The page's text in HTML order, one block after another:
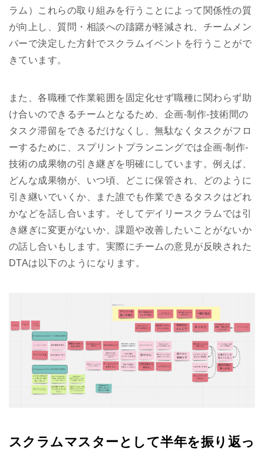
ラム）これらの取り組みを行うことによって関係性の質
が向上し、質問・相談への躊躇が軽減され、チームメン
バーで決定した方針でスクラムイベントを行うことがで
きています。
また、各職種で作業範囲を固定化せず職種に関わらず助
け合いのできるチームとなるため、企画-制作-技術間の
タスク滞留をできるだけなくし、無駄なくタスクがフロ
ーするために、スプリントプランニングでは企画-制作-
技術の成果物の引き継ぎを明確にしています。例えば、
どんな成果物が、いつ頃、どこに保管され、どのように
引き継いでいくか、また誰でも作業できるタスクはどれ
かなどを話し合います。そしてデイリースクラムでは引
き継ぎに変更がないか、課題や改善したいことがないか
の話し合いもします。実際にチームの意見が反映された
DTAは以下のようになります。
スクラムマスターとして半年を振り返っ